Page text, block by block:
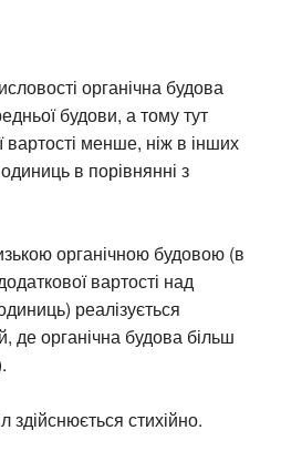
органічна будова
будови, а тому тут
вартості менше, ніж в інших
в порівнянні з
органічною будовою (в
вартості над
реалізується
де органічна будова більш
здійснюється стихійно.